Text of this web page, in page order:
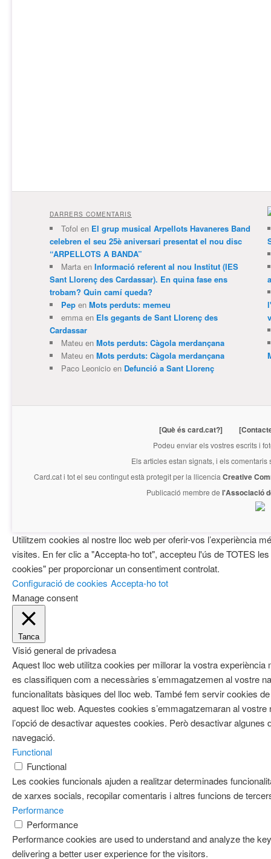
DARRERS COMENTARIS
Tofol en El grup musical Arpellots Havaneres Band
celebren el seu 25è aniversari presentat el nou disc
“ARPELLOTS A BANDA”
Martaen Informació referent al nou Institut (IES
Sant Llorenç des Cardassar). En quina fase ens
trobam? Quin camí queda?
Pepen Mots perduts: memeu
emmaen Els gegants de Sant Llorenç des
Cardassar
Mateuen Mots perduts: Càgola merdançana
Mateuen Mots perduts: Càgola merdançana
Paco Leonicioen Defunció a Sant Llorenç
[Què és card.cat?]
Podeu enviar els vostres escrits i
Els articles estan signats, i els
Card.cati tot el seu contingut està protegit per la llicencia Creative
Publicació membre de l'Associació
Utilitzem cookies al nostre lloc web per oferir-vos l’experiència
visites. En fer clic a "Accepta-ho tot", accepteu l'ús de TOTES
cookies" per proporcionar un consentiment controlat.
Configuració de cookies Accepta-ho tot
Manage consent
Tanca
Visió general de privadesa
Aquest lloc web utilitza cookies per millorar la vostra
es classifiquen com a necessàries s’emmagatzemen al vostre
funcionalitats bàsiques del lloc web. També fem servir cookies
aquest lloc web. Aquestes cookies s’emmagatzemaran al
l’opció de desactivar aquestes cookies. Però desactivar
navegació.
Functional
Functional
Les cookies funcionals ajuden a realitzar determinades
de xarxes socials, recopilar comentaris i altres funcions de
Performance
Performance
Performance cookies are used to understand and analyze the
delivering a better user experience for the visitors.